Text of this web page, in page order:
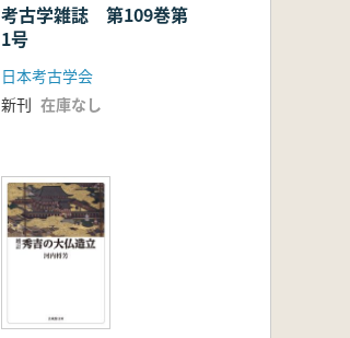
考古学雑誌 第109巻第
1号
日本考古学会
新刊 在庫なし